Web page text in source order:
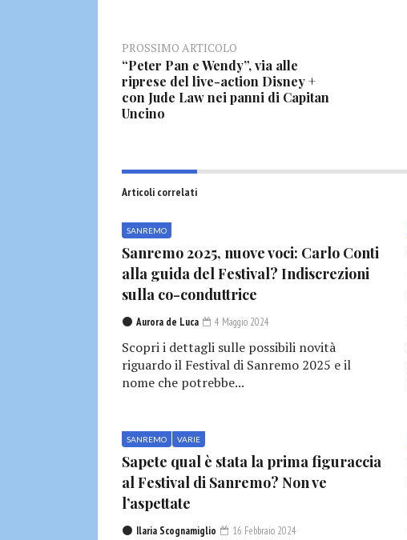
PROSSIMO ARTICOLO
“Peter Pan e Wendy”, via alle
riprese del live-action Disney +
con Jude Law nei panni di Capitan
Uncino
Articoli correlati
SANREMO
Sanremo 2025, nuove voci: Carlo Conti
alla guida del Festival? Indiscrezioni
sulla co-conduttrice
Aurora de Luca 4 Maggio 2024
Scopri i dettagli sulle possibili novità
riguardo il Festival di Sanremo 2025 e il
nome che potrebbe...
SANREMO VARIE
Sapete qual è stata la prima figuraccia
al Festival di Sanremo? Non ve
l’aspettate
Ilaria Scognamiglio 16 Febbraio 2024